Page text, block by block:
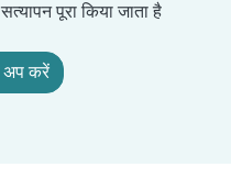
पूरा किया जाता है
अप करें